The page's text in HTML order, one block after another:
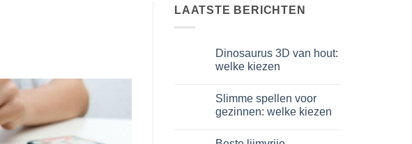
LAATSTE BERICHTEN
Dinosaurus 3D van hout:
welke kiezen
op
Dinosauro
3D
Slimme spellen voor
gezinnen: welke kiezen